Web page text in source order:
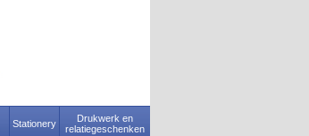
Stationery
Drukwerk en
relatiegeschenken